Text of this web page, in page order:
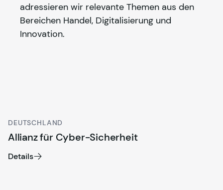
adressieren wir relevante Themen aus den
Bereichen Handel, Digitalisierung und
Innovation.
DEUTSCHLAND
Allianz für Cyber-Sicherheit
Details